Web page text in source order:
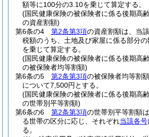
額等に100分の3.10を乗じて算定する。
(国民健康保険の被保険者に係る後期高
の資産割額)
第6条の4
第2条第3項の資産割額は、当
税額のうち、土地及び家屋に係る部分
を乗じて算定する。
(国民健康保険の被保険者に係る後期高
の被保険者均等割額)
第6条の5
第2条第3項の被保険者均等割
について7,500円とする。
(国民健康保険の被保険者に係る後期高
の世帯別平等割額)
第6条の6
第2条第3項の世帯別平等割額は
る世帯の区分に応じ、それぞれ当該各号
る。